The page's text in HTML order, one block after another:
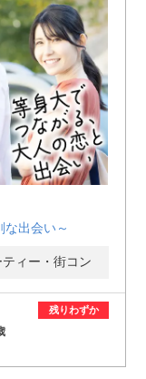
な出会い～
ィー・街コン
残りわずか